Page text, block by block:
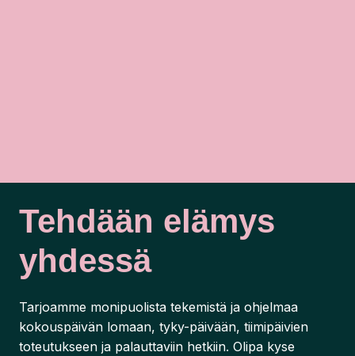
Tehdään elämys
yhdessä
Tarjoamme monipuolista tekemistä ja ohjelmaa
kokouspäivän lomaan, tyky-päivään, tiimipäivien
toteutukseen ja palauttaviin hetkiin. Olipa kyse